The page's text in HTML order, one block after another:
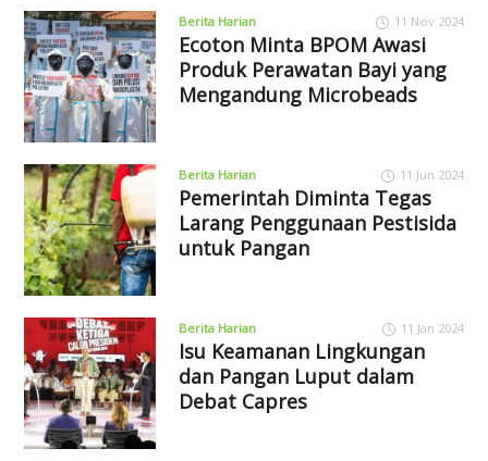
Berita Harian 11 Nov 2024
Ecoton Minta BPOM Awasi
Produk Perawatan Bayi yang
Mengandung Microbeads
Berita Harian 11 Jun 2024
Pemerintah Diminta Tegas
Larang Penggunaan Pestisida
untuk Pangan
Berita Harian 11 Jan 2024
Isu Keamanan Lingkungan
dan Pangan Luput dalam
Debat Capres